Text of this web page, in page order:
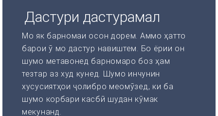
Дастури дастурамал
Мо як барномаи осон дорем. Аммо ҳатто
барои ӯ мо дастур навиштем. Бо ёрии он
шумо метавонед барномаро боз ҳам
тезтар аз худ кунед. Шумо инчунин
хусусиятҳои ҷолибро меомӯзед, ки ба
шумо корбари касбӣ шудан кӯмак
мекунанд.